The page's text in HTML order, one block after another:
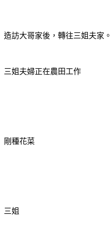
造訪大哥家後，轉往三姐夫家。
三姐夫婦正在農田工作
剛種花菜
三姐